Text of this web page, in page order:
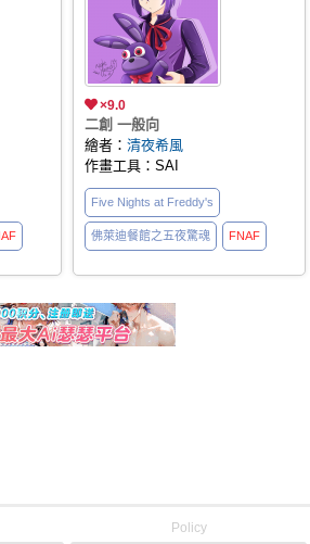
×9.0
二創 一般向
繪者： 清夜希風
作畫工具：SAI
Five Nights at Freddy's
佛萊迪餐館之五夜驚魂 FNAF
Policy